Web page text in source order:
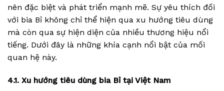
nên đặc biệt và phát triển mạnh mẽ. Sự yêu thích đối
với bia Bỉ không chỉ thể hiện qua xu hướng tiêu dùng
mà còn qua sự hiện diện của nhiều thương hiệu nổi
tiếng. Dưới đây là những khía cạnh nổi bật của mối
quan hệ này.
4.1. Xu hướng tiêu dùng bia Bỉ tại Việt Nam